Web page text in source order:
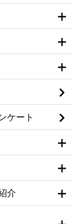
ケート
介